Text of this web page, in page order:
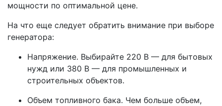
мощности по оптимальной цене.
На что еще следует обратить внимание при выборе
генератора:
Напряжение. Выбирайте 220 В — для бытовых
нужд или 380 В — для промышленных и
строительных объектов.
Объем топливного бака. Чем больше объем,